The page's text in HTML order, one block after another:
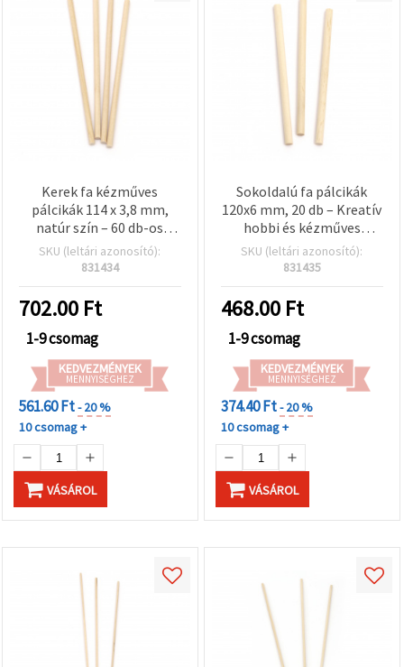
Kerek fa kézműves
pálcikák 114 x 3,8 mm,
natúr szín – 60 db-os
csomag
SKU (leltári azonosító):
831434
702.00 Ft
1-9 csomag
KEDVEZMÉNYEK
MENNYISÉGHEZ
561.60 Ft- 20 %
10 csomag +
VÁSÁROL
Sokoldalú fa pálcikák
120x6 mm, 20 db – Kreatív
hobbi és kézműves
projektekhez, DIY
alkotásokhoz
SKU (leltári azonosító):
831435
468.00 Ft
1-9 csomag
KEDVEZMÉNYEK
MENNYISÉGHEZ
374.40 Ft- 20 %
10 csomag +
VÁSÁROL